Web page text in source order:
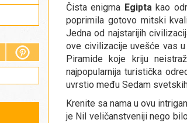
Čista enigma Egiptakao
poprimila gotovo mitski
Jedna od najstarijih
ove civilizacije uvešće vas
Piramide koje kriju
najpopularnija turistička
uvrstio među Sedam
Krenite sa nama u ovu
je Nil veličanstveniji nego